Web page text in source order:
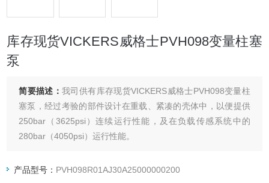
库存现货VICKERS威格士PVH098变量柱塞
泵
简要描述：我司供有库存现货VICKERS威格士PVH098变量柱
塞泵，经过考验的部件设计在重载、紧凑的壳体中，以便提供
250bar（3625psi）连续运行性能，及在负载传感系统中的
280bar（4050psi）运行性能。
产品型号： PVH098R01AJ30A25000000200